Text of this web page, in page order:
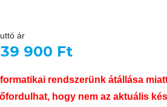
ár
900 Ft
rendszerünk átállása
hogy nem az aktuális